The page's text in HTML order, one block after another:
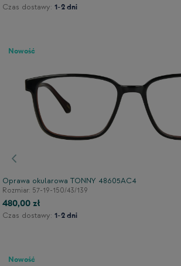
Czas dostawy: 1-2 dni
Poprzedni
Nowość
Oprawa okularowa TONNY 48605AC4
Rozmiar: 57-19-150/43/139
480,00 zł
Czas dostawy: 1-2 dni
Nowość